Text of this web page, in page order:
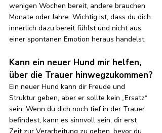
wenigen Wochen bereit, andere brauchen
Monate oder Jahre. Wichtig ist, dass du dich
innerlich dazu bereit fühlst und nicht aus
einer spontanen Emotion heraus handelst.
Kann ein neuer Hund mir helfen,
über die Trauer hinwegzukommen?
Ein neuer Hund kann dir Freude und
Struktur geben, aber er sollte kein „Ersatz“
sein. Wenn du dich noch tief in der Trauer
befindest, kann es sinnvoll sein, dir erst